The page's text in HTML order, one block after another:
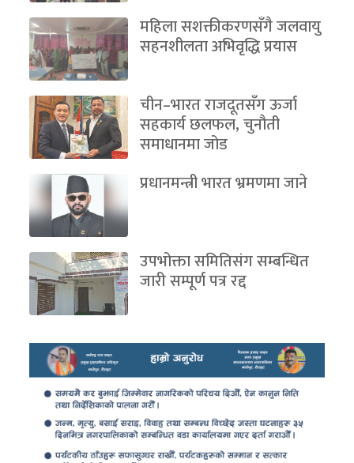
महिला सशक्तीकरणसँगै जलवायु
सहनशीलता अभिवृद्धि प्रयास
चीन–भारत राजदूतसँग ऊर्जा
सहकार्य छलफल, चुनौती
समाधानमा जोड
प्रधानमन्त्री भारत भ्रमणमा जाने
उपभोक्ता समितिसंग सम्बन्धित
जारी सम्पूर्ण पत्र रद्द